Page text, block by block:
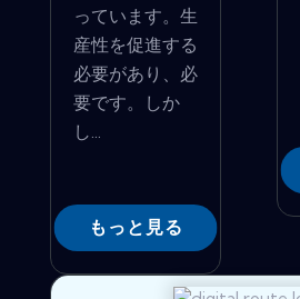
っています。生
産性を促進する
必要があり、必
要です。しか
し...
もっと見る